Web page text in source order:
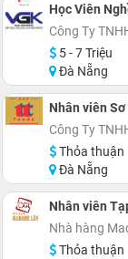
Học Viên
Công Ty
5 - 7 Triệu
Đà Nẵng
Nhân viên
Công Ty
Thỏa thuận
Đà Nẵng
Nhân viên
Nhà hàng
Thỏa thuận